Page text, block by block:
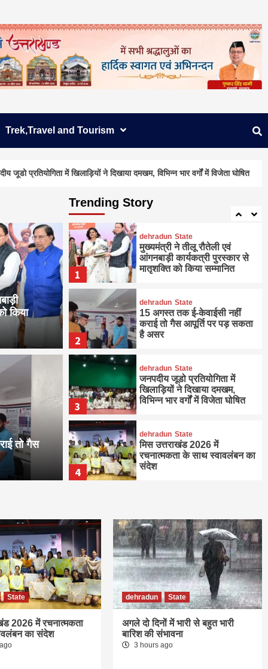
Trek,Travel and Tourism
में खिलाड़ियों ने दिखाया दमखम, विभिन्न भार वर्गों में विजेता घोषित
नहीं कराई तो गैस
है असर
किया
तो गैस
Trending Story
3
जनपदीय जूडो प्रतियोगिता में
खिलाड़ियों ने दिखाया दमखम,
विभिन्न भार वर्गों में विजेता घोषित
मिस उत्तराखंड 2026 में
रचनात्मकता के साथ स्वावलंबन का
5
dehradun State
1
dehradun State
मुख्यमंत्री ने तीलू रौतेली एवं
आंगनबाड़ी कार्यकत्री पुरस्कार से
मातृशक्ति को किया सम्मानित
2
dehradun State
15 अगस्त तक ई-केवाईसी नहीं
कराई तो गैस आपूर्ति पर पड़ सकता
है असर
3
dehradun State
जनपदीय जूडो प्रतियोगिता में
खिलाड़ियों ने दिखाया दमखम,
विभिन्न भार वर्गों में विजेता घोषित
4
dehradun State
मिस उत्तराखंड 2026 में
रचनात्मकता के साथ स्वावलंबन का
संदेश
5
बारिश की संभावना
1
dehradun State
मुख्यमंत्री ने तीलू रौतेली एवं
आंगनबाड़ी कार्यकत्री पुरस्कार से
मातृशक्ति को किया सम्मानित
dehradun State
15 अगस्त तक ई-केवाईसी नहीं
State
2026 में रचनात्मकता
का संदेश
dehradun State
अगले दो दिनों में भारी से बहुत भारी
बारिश की संभावना
3 hours ago